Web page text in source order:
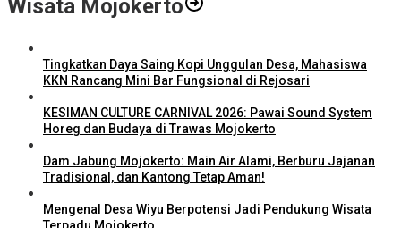
Wisata Mojokerto
Tingkatkan Daya Saing Kopi Unggulan Desa, Mahasiswa
KKN Rancang Mini Bar Fungsional di Rejosari
KESIMAN CULTURE CARNIVAL 2026: Pawai Sound System
Horeg dan Budaya di Trawas Mojokerto
Dam Jabung Mojokerto: Main Air Alami, Berburu Jajanan
Tradisional, dan Kantong Tetap Aman!
Mengenal Desa Wiyu Berpotensi Jadi Pendukung Wisata